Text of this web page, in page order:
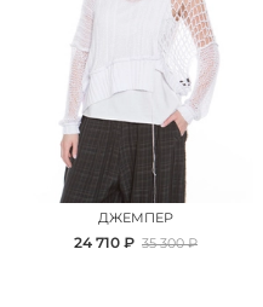
ДЖЕМПЕР
24 710 ₽ 35 300 ₽